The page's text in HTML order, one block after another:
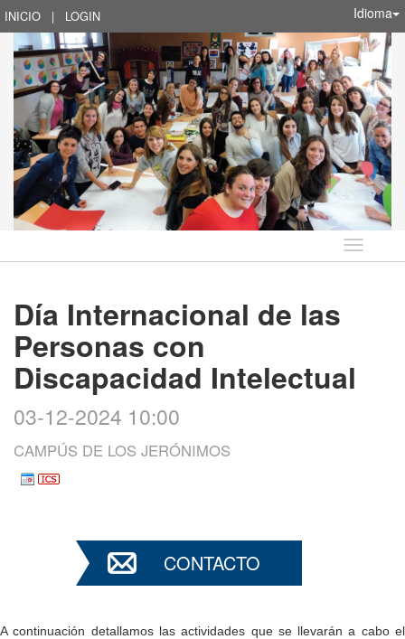
INICIO | LOGIN Idioma
Idioma
Día Internacional de las
Personas con
Discapacidad Intelectual
03-12-2024 10:00
CAMPÚS DE LOS JERÓNIMOS
CONTACTO
A continuación detallamos las actividades que se llevarán a cabo el